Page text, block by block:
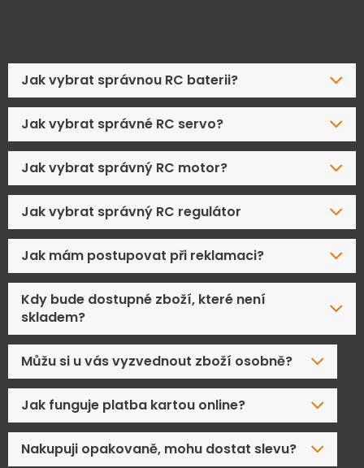
Jak vybrat správnou RC baterii?
Jak vybrat správné RC servo?
Jak vybrat správný RC motor?
Jak vybrat správný RC regulátor
Jak mám postupovat při reklamaci?
Kdy bude dostupné zboží, které není
skladem?
Můžu si u vás vyzvednout zboží osobně?
Jak funguje platba kartou online?
Nakupuji opakovaně, mohu dostat slevu?